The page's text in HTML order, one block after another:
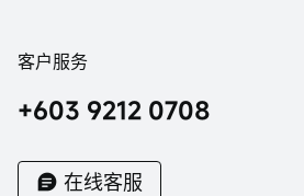
客户服务
+603 9212 0708
在线客服